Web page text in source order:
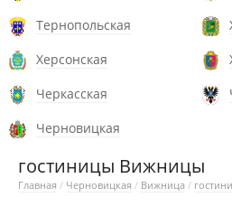
Тернопольская
Херсонская
Черкасская
Черновицкая
гостиницы Вижницы
Главная / Черновицкая / Вижница /